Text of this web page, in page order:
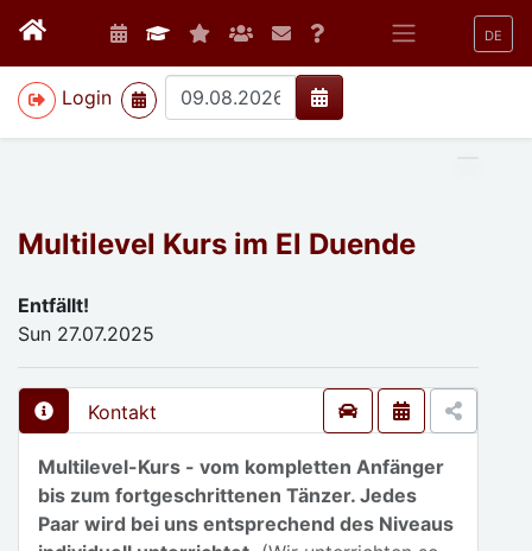
DE
Login
>
Multilevel Kurs im El Duende
Entfällt!
Sun 27.07.2025
Kontakt
Multilevel-Kurs - vom kompletten Anfänger
bis zum fortgeschrittenen Tänzer. Jedes
Paar wird bei uns entsprechend des Niveaus